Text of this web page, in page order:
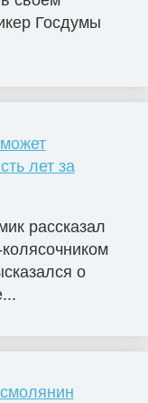
Госдумы
лет за
рассказал
о